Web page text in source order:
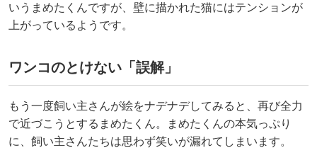
いうまめたくんですが、壁に描かれた猫にはテンションが
上がっているようです。
ワンコのとけない「誤解」
もう一度飼い主さんが絵をナデナデしてみると、再び全力
で近づこうとするまめたくん。まめたくんの本気っぷり
に、飼い主さんたちは思わず笑いが漏れてしまいます。